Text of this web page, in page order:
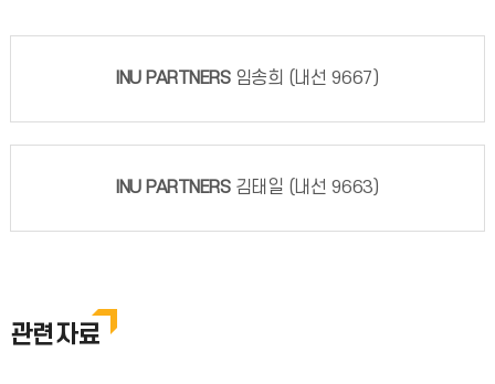
INU PARTNERS임송희 (내선 9667)
INU PARTNERS김태일 (내선 9663)
관련자료